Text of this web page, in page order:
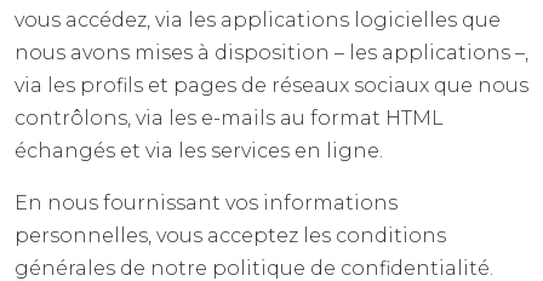
vous accédez, via les applications logicielles que
nous avons mises à disposition – les applications –,
via les profils et pages de réseaux sociaux que nous
contrôlons, via les e-mails au format HTML
échangés et via les services en ligne.
En nous fournissant vos informations
personnelles, vous acceptez les conditions
générales de notre politique de confidentialité.